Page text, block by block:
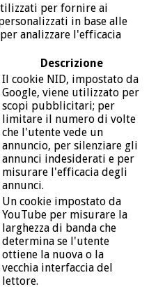
per fornire ai
in base alle
analizzare l'efficacia
Descrizione
Il cookie NID, impostato da
Google, viene utilizzato per
scopi pubblicitari; per
limitare il numero di volte
che l'utente vede un
annuncio, per silenziare gli
annunci indesiderati e per
misurare l'efficacia degli
annunci.
Un cookie impostato da
YouTube per misurare la
larghezza di banda che
determina se l'utente
ottiene la nuova o la
vecchia interfaccia del
lettore.